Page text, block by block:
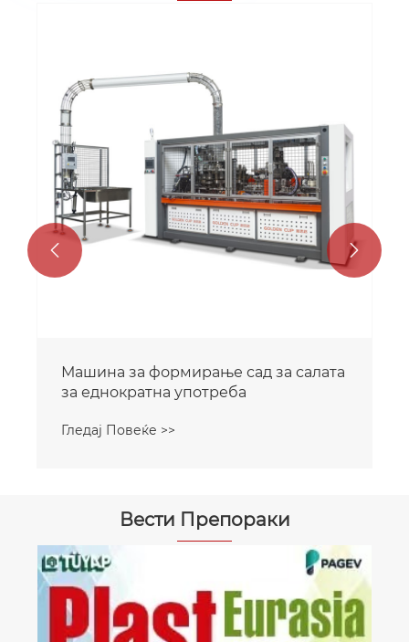
Машина за формирање сад за салата
за еднократна употреба
Гледај Повеќе >>
 
Вести Препораки